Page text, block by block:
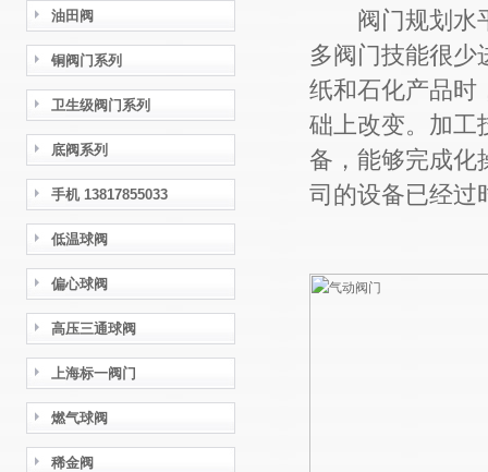
油田阀
铜阀门系列
卫生级阀门系列
底阀系列
手机 13817855033
低温球阀
偏心球阀
高压三通球阀
上海标一阀门
燃气球阀
稀金阀
阀门规划水平
多阀门技能很少
纸和石化产品时
础上改变。加工
备，能够完成化
司的设备已经过